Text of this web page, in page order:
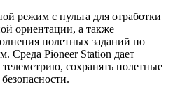
режим с пульта для отработки
ориентации, а также
полетных заданий по
Среда Pioneer Station дает
сохранять полетные